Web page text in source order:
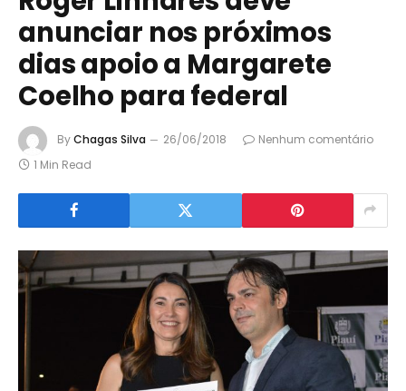
anunciar nos próximos
dias apoio a Margarete
Coelho para federal
ByChagas Silva 26/06/2018
Nenhum comentário
1 Min Read